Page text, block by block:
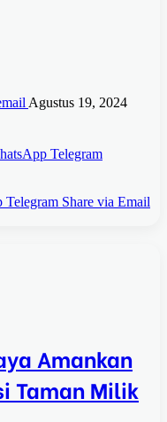
Agustus 19, 2024
Telegram
Telegram Share via Email
Amankan
Taman Milik